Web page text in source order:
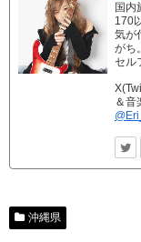
国内
170
気が
がち
セル
＆音
沖縄県